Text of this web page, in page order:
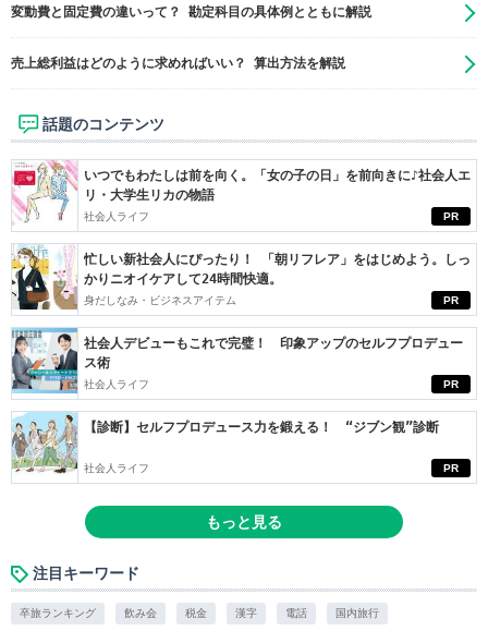
変動費と固定費の違いって？ 勘定科目の具体例とともに解説
売上総利益はどのように求めればいい？ 算出方法を解説
話題のコンテンツ
PR
いつでもわたしは前を向く。「女の子の日」を前向きに♪社会人エ
リ・大学生リカの物語
社会人ライフ
PR
忙しい新社会人にぴったり！ 「朝リフレア」をはじめよう。しっ
かりニオイケアして24時間快適。
身だしなみ・ビジネスアイテム
PR
社会人デビューもこれで完璧！ 印象アップのセルフプロデュー
ス術
社会人ライフ
PR
【診断】セルフプロデュース力を鍛える！ “ジブン観”診断
社会人ライフ
もっと見る
注目キーワード
卒旅ランキング 飲み会 税金 漢字 電話 国内旅行